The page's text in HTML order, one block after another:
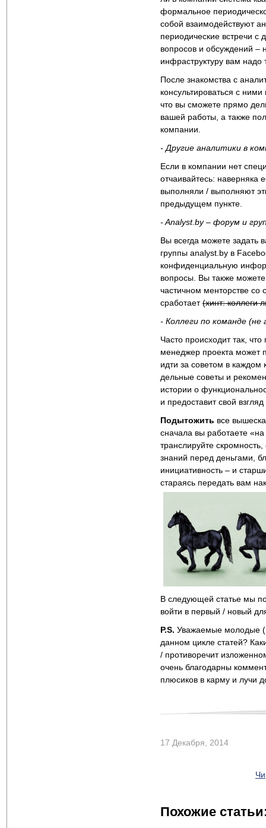
формальное
собой взаимодействуют
периодические встречи
вопросов и обсуждений –
инфраструктуру вам
После знакомства с
консультироваться с
что вы сможете прямо
вашей работы, а также
компании.
- Другие аналитики в
Если в компании нет
отчаивайтесь: наверняка
выполняли / выполняют
предыдущем пункте.
- Analyst.by– форум и
Вы всегда можете
группы analyst.by в
конфиденциальную
вопросы. Вы также
частичном менторстве со
сработает(хинт: коллеги
- Коллеги по команде (не
Часто происходит так,
менеджер проекта может
идти за советом в каждом
дельные советы и
истории о
и предоставит свой
Подытожить все
сначала вы работаете
транслируйте
знаний перед деньгами,
инициативность – и
стараясь передать вам
В следующей статье мы
войти в первый / новый
P.S. Уважаемые молодые
данном цикле статей?
/ противоречит
очень благодарны
плюсиков в карму и лучи
17 Декабря, 2014
Похожие